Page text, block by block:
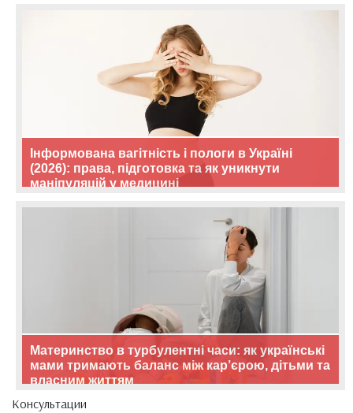
Інформована вагітність і пологи в Україні
(2026): права, підготовка та як уникнути
маніпуляцій у медицині
Материнство в турбулентні часи: як українські
мами тримають баланс між кар’єрою, дітьми та
власним життям
Консультации